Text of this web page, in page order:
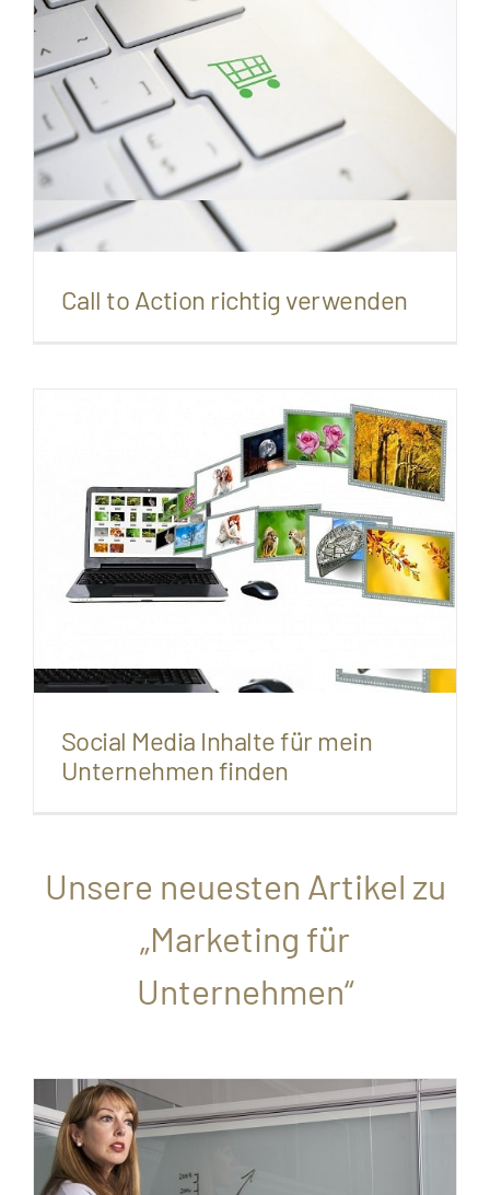
Call to Action richtig verwenden
Social Media Inhalte für mein
Unternehmen finden
Unsere neuesten Artikel zu
„Marketing für
Unternehmen“